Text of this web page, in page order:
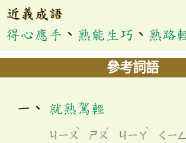
近義成語
得心應手 、 熟能生巧 、 熟路
參考詞語
就熟駕輕
ㄐㄧㄡ
ˋ
ㄕㄡ
ˊ
ㄐㄧㄚ
ˋ
ㄑㄧㄥ